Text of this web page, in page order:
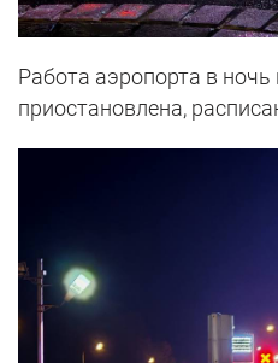
Работа аэропорта в
приостановлена,